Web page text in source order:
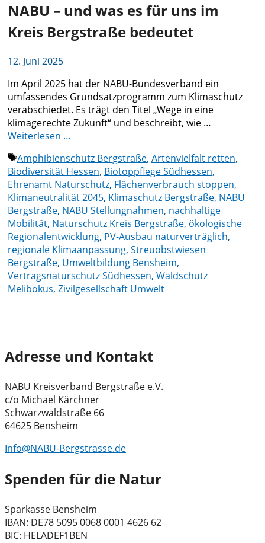
NABU – und was es für uns im
Kreis Bergstraße bedeutet
12. Juni 2025
Im April 2025 hat der NABU-Bundesverband ein
umfassendes Grundsatzprogramm zum Klimaschutz
verabschiedet. Es trägt den Titel „Wege in eine
klimagerechte Zukunft“ und beschreibt, wie …
Weiterlesen …
Schlagwörter
Amphibienschutz Bergstraße, Artenvielfalt retten,
Biodiversität Hessen, Biotoppflege Südhessen,
Ehrenamt Naturschutz, Flächenverbrauch stoppen,
Klimaneutralität 2045, Klimaschutz Bergstraße, NABU
Bergstraße, NABU Stellungnahmen, nachhaltige
Mobilität, Naturschutz Kreis Bergstraße, ökologische
Regionalentwicklung, PV-Ausbau naturverträglich,
regionale Klimaanpassung, Streuobstwiesen
Bergstraße, Umweltbildung Bensheim,
Vertragsnaturschutz Südhessen, Waldschutz
Melibokus, Zivilgesellschaft Umwelt
Adresse und Kontakt
NABU Kreisverband Bergstraße e.V.
c/o Michael Kärchner
Schwarzwaldstraße 66
64625 Bensheim
Info@NABU-Bergstrasse.de
Spenden für die Natur
Sparkasse Bensheim
IBAN: DE78 5095 0068 0001 4626 62
BIC: HELADEF1BEN